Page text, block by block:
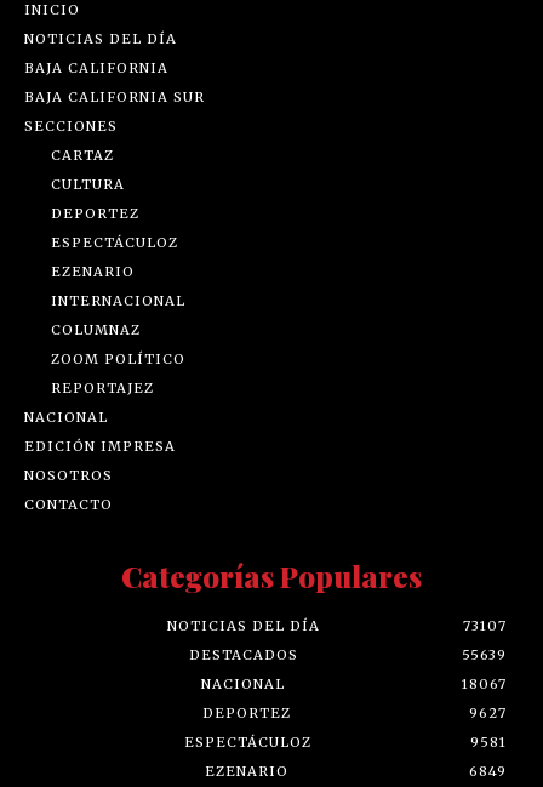
INICIO
NOTICIAS DEL DÍA
BAJA CALIFORNIA
BAJA CALIFORNIA SUR
SECCIONES
CARTAZ
CULTURA
DEPORTEZ
ESPECTÁCULOZ
EZENARIO
INTERNACIONAL
COLUMNAZ
ZOOM POLÍTICO
REPORTAJEZ
NACIONAL
EDICIÓN IMPRESA
NOSOTROS
CONTACTO
Categorías Populares
NOTICIAS DEL DÍA
73107
DESTACADOS
55639
NACIONAL
18067
DEPORTEZ
9627
ESPECTÁCULOZ
9581
EZENARIO
6849